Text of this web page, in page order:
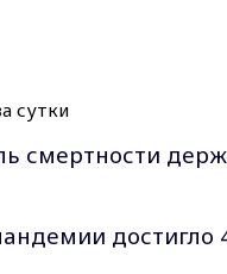
смертности
достигло